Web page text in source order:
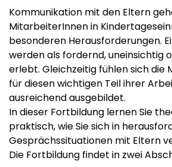
Kommunikation mit den Eltern
MitarbeiterInnen in
besonderen Herausforderungen.
werden als fordernd, uneinsichtig
erlebt. Gleichzeitig fühlen sich die
für diesen wichtigen Teil ihrer
ausreichend ausgebildet.
In dieser Fortbildung lernen Sie
praktisch, wie Sie sich in
Gesprächssituationen mit Eltern
Die Fortbildung findet in zwei